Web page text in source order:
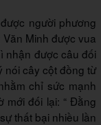
người phương
Minh được vua
nhận được câu đối
nói cây cột đồng từ
chỉ sức mạnh
mới đối lại: “ Đằng
thất bại nhiều lần